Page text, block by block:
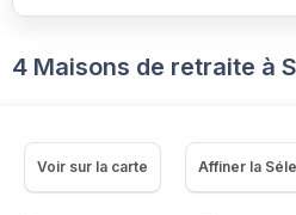
4 Maisons de retraite à
Voir sur la carte Affiner la